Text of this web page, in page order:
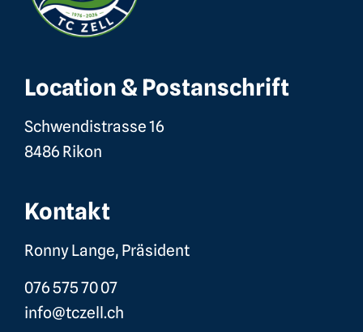
Location & Postanschrift
Schwendistrasse 16
8486 Rikon
Kontakt
Ronny Lange, Präsident
076 575 70 07
info@tczell.ch